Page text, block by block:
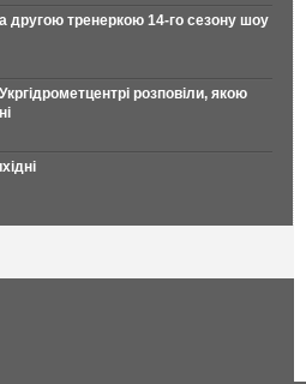
другою тренеркою 14-го сезону шоу
розповіли, якою